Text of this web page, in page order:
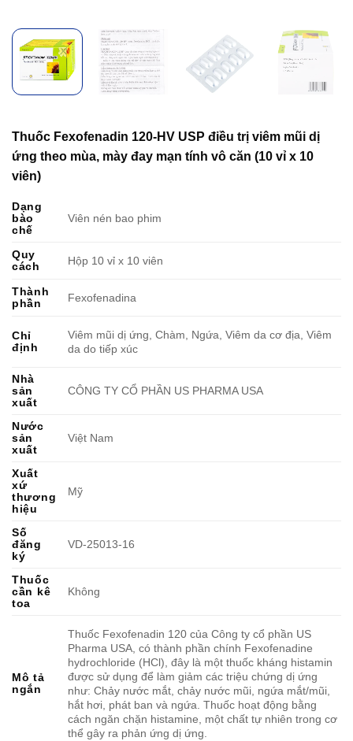
Thuốc Fexofenadin 120-HV USP điều trị viêm mũi dị
ứng theo mùa, mày đay mạn tính vô căn (10 vỉ x 10
viên)
Dạng
bào
chế
Viên nén bao phim
Quy
cách
Hộp 10 vỉ x 10 viên
Thành
phần
Fexofenadina
Chỉ
định
Viêm mũi dị ứng, Chàm, Ngứa, Viêm da cơ địa, Viêm
da do tiếp xúc
Nhà
sản
xuất
CÔNG TY CỔ PHẦN US PHARMA USA
Nước
sản
xuất
Việt Nam
Xuất
xứ
thương
hiệu
Mỹ
Số
đăng
ký
VD-25013-16
Thuốc
cần kê
toa
Không
Mô tả
ngắn
Thuốc Fexofenadin 120 của Công ty cổ phần US
Pharma USA, có thành phần chính Fexofenadine
hydrochloride (HCl), đây là một thuốc kháng histamin
được sử dụng để làm giảm các triệu chứng dị ứng
như: Chảy nước mắt, chảy nước mũi, ngứa mắt/mũi,
hắt hơi, phát ban và ngứa. Thuốc hoạt động bằng
cách ngăn chặn histamine, một chất tự nhiên trong cơ
thể gây ra phản ứng dị ứng.